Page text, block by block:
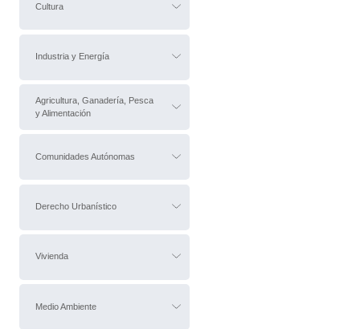
Cultura
Industria y Energía
Agricultura, Ganadería, Pesca
y Alimentación
Comunidades Autónomas
Derecho Urbanístico
Vivienda
Medio Ambiente